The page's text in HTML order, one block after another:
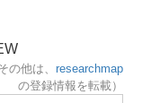
の他は、 researchmap
の登録情報を転載）